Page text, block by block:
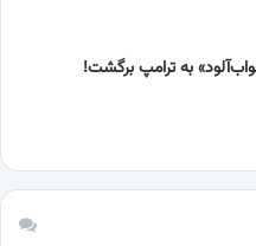
به ترامپ برگشت!